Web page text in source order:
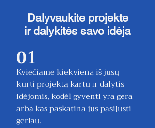
Dalyvaukite projekte
ir dalykitės savo idėja
01
Kviečiame kiekvieną iš jūsų
kurti projektą kartu ir dalytis
idėjomis, kodėl gyventi yra gera
arba kas paskatina jus pasijusti
geriau.